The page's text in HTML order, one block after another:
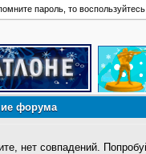
пароль, то
форума
нет совпадений.